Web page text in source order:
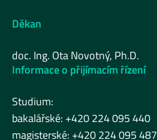
Děkan
doc. Ing. Ota Novotný, Ph.D.
Informace o přijímacím řízení
Studium:
bakalářské: +420 224 095 440
magisterské: +420 224 095 487